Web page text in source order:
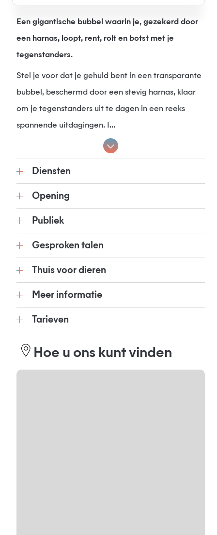
Een gigantische bubbel waarin je, gezekerd door
een harnas, loopt, rent, rolt en botst met je
tegenstanders.
Stel je voor dat je gehuld bent in een transparante
bubbel, beschermd door een stevig harnas, klaar
om je tegenstanders uit te dagen in een reeks
spannende uitdagingen. I...
Diensten
Opening
Publiek
Gesproken talen
Thuis voor dieren
Meer informatie
Tarieven
Hoe u ons kunt vinden